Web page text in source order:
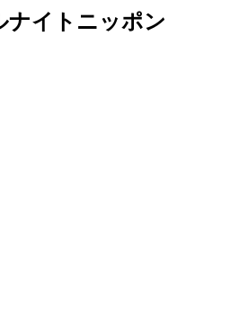
ナイトニッポン